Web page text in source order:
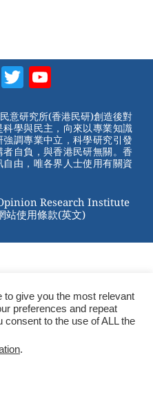
Instagram
Twitter
意研究所(香港民研)創造後對
學與民主，向來以專業知識
調專業中立，科學研究引發
自負，與香港民研無關。香
由，唯各界人士使用有關資
Research Institute
站使用條款(英文)
give you the most relevant
preferences and repeat
consent to the use of ALL the
.